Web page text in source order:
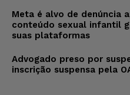
Meta é alvo de denúncia
conteúdo sexual infantil
suas plataformas
Advogado preso por
inscrição suspensa pela